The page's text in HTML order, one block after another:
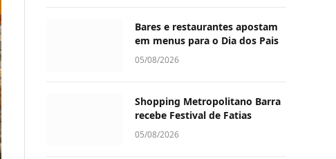
Bares e restaurantes apostam
em menus para o Dia dos Pais
05/08/2026
Shopping Metropolitano Barra
recebe Festival de Fatias
05/08/2026